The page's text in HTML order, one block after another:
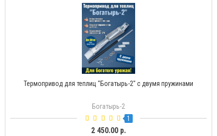
Термопривод для теплиц "Богатырь-2" с двумя пружинами
Богатырь-2
1
2 450.00 р.